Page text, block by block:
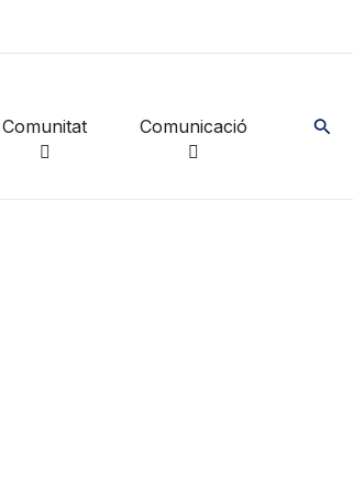
Comunitat Comunicació Cerca